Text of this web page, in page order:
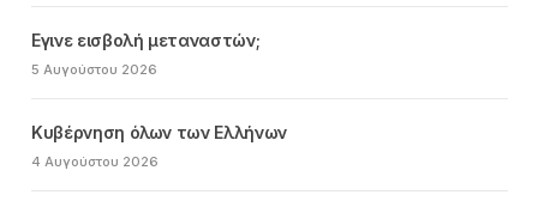
Εγινε εισβολή μεταναστών;
5 Αυγούστου 2026
Κυβέρνηση όλων των Ελλήνων
4 Αυγούστου 2026